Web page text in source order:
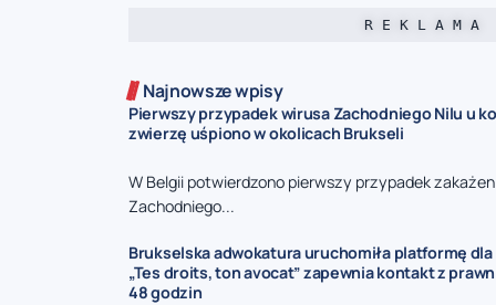
R E K L A M A
Najnowsze wpisy
Pierwszy przypadek wirusa Zachodniego Nilu u
zwierzę uśpiono w okolicach Brukseli
W Belgii potwierdzono pierwszy przypadek
Zachodniego...
Brukselska adwokatura uruchomiła platformę
„Tes droits, ton avocat” zapewnia kontakt z
48 godzin